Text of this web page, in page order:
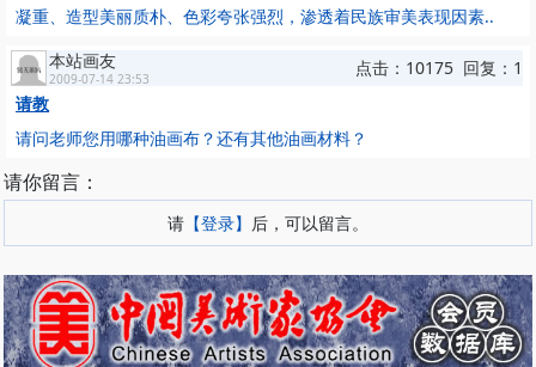
凝重、造型美丽质朴、色彩夸张强烈，渗透着民族审美表现因素..
本站画友
2009-07-14 23:53
点击：10175 回复：1
请教
请问老师您用哪种油画布？还有其他油画材料？
请你留言：
请 【登录】 后，可以留言。